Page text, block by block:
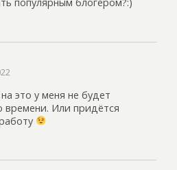
популярным блогером?:)
это у меня не будет
времени. Или придётся